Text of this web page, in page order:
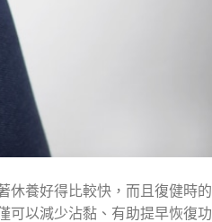
休養好得比較快，而且復健時的
可以減少沾黏、有助提早恢復功